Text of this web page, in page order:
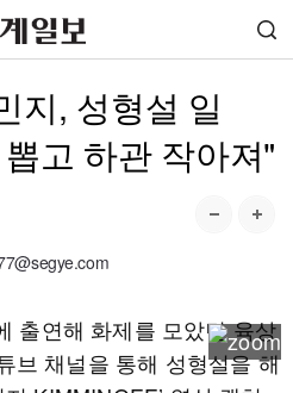
지, 성형설 일
고 하관 작아져"